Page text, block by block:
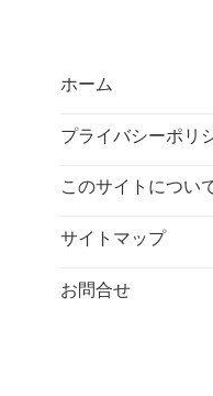
ホーム
プライバシーポリ
このサイトについ
サイトマップ
お問合せ